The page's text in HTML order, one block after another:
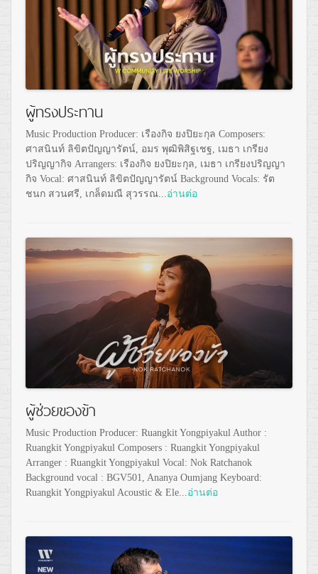
ผู้ทรงประทาน
Music Production Producer: เรืองกิจ ยงปิยะกุล Composers:
ศาสนินท์ ลิขิตปัญญารัตน์, อมร พุฒิพิสิฐเชฐ, เมธา เกรียง
ปริญญากิจ Arrangers: เรืองกิจ ยงปิยะกุล, เมธา เกรียงปริญญา
กิจ Vocal: ศาสนินท์ ลิขิตปัญญารัตน์ Background Vocals: รัต
ชนก สวนศรี, เกล็ดมณี สุวรรณ...อ่านต่อ
ผู้ช่วยของข้า
Music Production Producer: Ruangkit Yongpiyakul Author :
Ruangkit Yongpiyakul Composers : Ruangkit Yongpiyakul
Arranger : Ruangkit Yongpiyakul Vocal: Nok Ratchanok
Background vocal : BGV501, Ananya Oumjang Keyboard:
Ruangkit Yongpiyakul Acoustic & Ele... อ่านต่อ